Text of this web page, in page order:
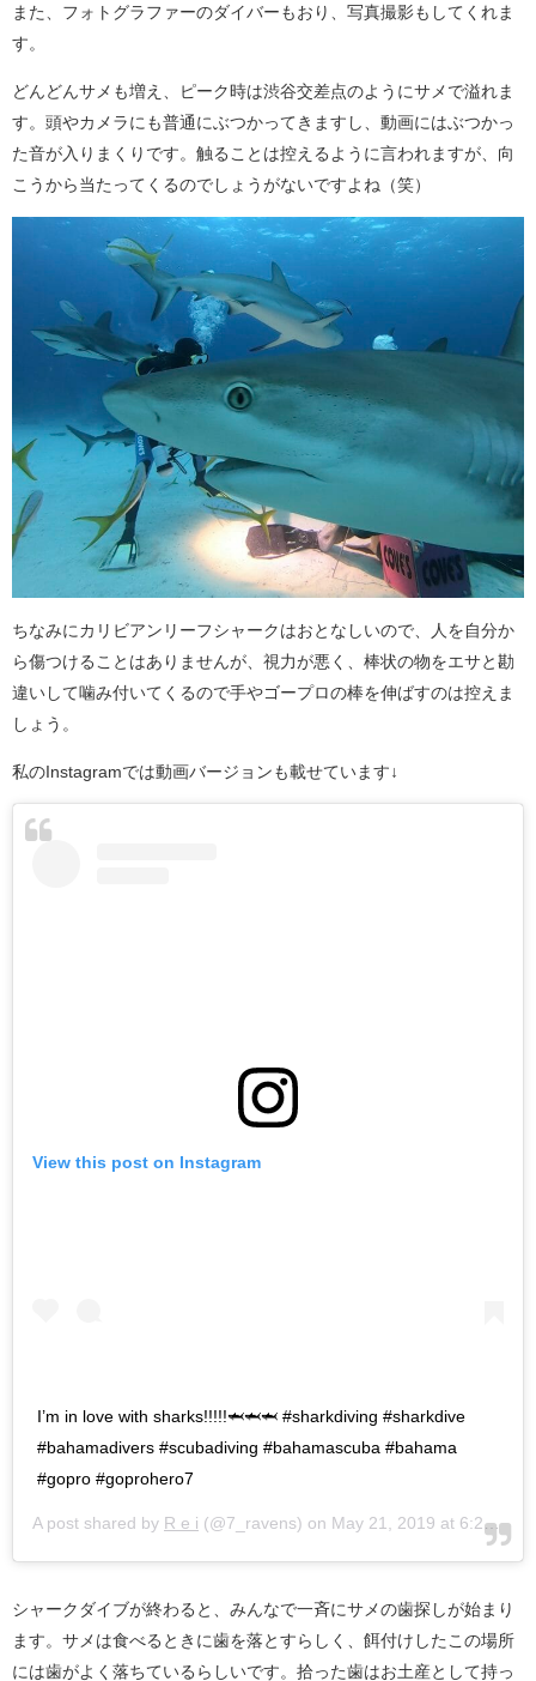
また、フォトグラファーのダイバーもおり、写真撮影もしてくれま
す。
どんどんサメも増え、ピーク時は渋谷交差点のようにサメで溢れま
す。頭やカメラにも普通にぶつかってきますし、動画にはぶつかっ
た音が入りまくりです。触ることは控えるように言われますが、向
こうから当たってくるのでしょうがないですよね（笑）
ちなみにカリビアンリーフシャークはおとなしいので、人を自分か
ら傷つけることはありませんが、視力が悪く、棒状の物をエサと勘
違いして噛み付いてくるので手やゴープロの棒を伸ばすのは控えま
しょう。
私のInstagramでは動画バージョンも載せています↓
View this post on Instagram
I’m in love with sharks!!!!!🦈🦈🦈 #sharkdiving #sharkdive
#bahamadivers #scubadiving #bahamascuba #bahama
#gopro #goprohero7
A post shared by R e i (@7_ravens) on May 21, 2019 at 6:24pm PDT
シャークダイブが終わると、みんなで一斉にサメの歯探しが始まり
ます。サメは食べるときに歯を落とすらしく、餌付けしたこの場所
には歯がよく落ちているらしいです。拾った歯はお土産として持っ